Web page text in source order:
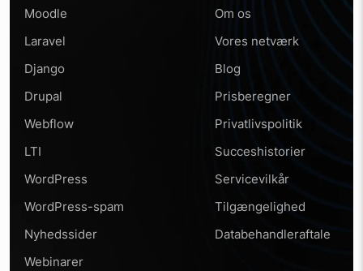
Moodle
Laravel
Django
Drupal
Webflow
LTI
WordPress
WordPress-spam
Nyhedssider
Webinarer
Om os
Vores netværk
Blog
Prisberegner
Privatlivspolitik
Succeshistorier
Servicevilkår
Tilgængelighed
Databehandleraftale